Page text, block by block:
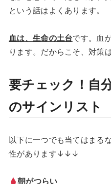
という話はよくあります。
血は、生命の土台です。血
ります。だからこそ、対策
要チェック！自
のサインリスト
以下に一つでも当てはまる
性があります↓↓↓
朝がつらい